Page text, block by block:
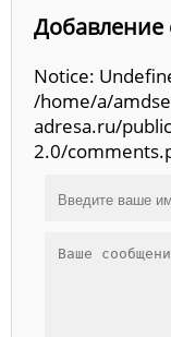
Добавление
Notice:
/home/a/
adresa.ru/
2.0/